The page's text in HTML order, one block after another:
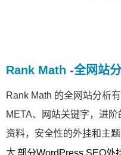
Rank Math -全网站
Rank Math 的全网站分析
META、网站关键字，进
资料，安全性的外挂和主
大